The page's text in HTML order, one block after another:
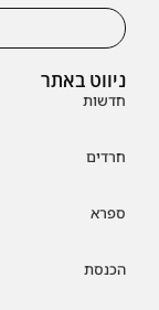
ניווט באתר
חדשות
חרדים
ספרא
הכנסת